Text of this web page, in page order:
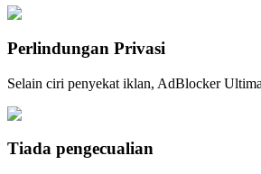
Perlindungan Privasi
Selain ciri penyekat iklan, AdBlocker
Tiada pengecualian